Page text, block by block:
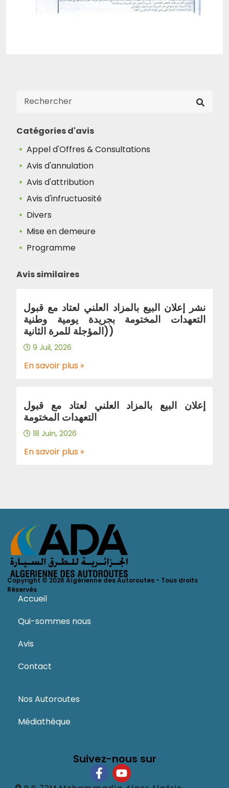
Catégories d'avis
Appel d'Offres & Consultations
Avis d'annulation
Avis d'attribution
Avis d'infructuosité
Divers
Mise en demeure
Programme
Avis similaires
نشر إعلان البيع بالمزاد العلني لعتاد مع قبول
التعهدات المختومة بجريدة يومية وطنية
(المؤجلة للمرة الثانية)
9 Juil, 2026
En savoir plus »
إعلان البيع بالمزاد العلني لعتاد مع قبول
التعهدات المختومة
18 Juin, 2026
En savoir plus »
Copyright © 2026 Algérienne des Autoroutes - Tous droits
Réservés
Accueil
Qui-sommes nous
Avis
Contact
Nos Autoroutes
Médiathèque
Suivez-nous sur